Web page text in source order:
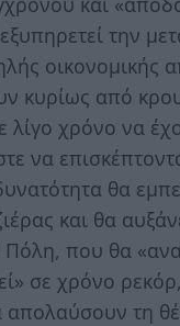
την
οικονομικής
κυρίως από
λίγο χρόνο να
να
θα
και θα
Πόλη, που θα
σε χρόνο
απολαύσουν τη